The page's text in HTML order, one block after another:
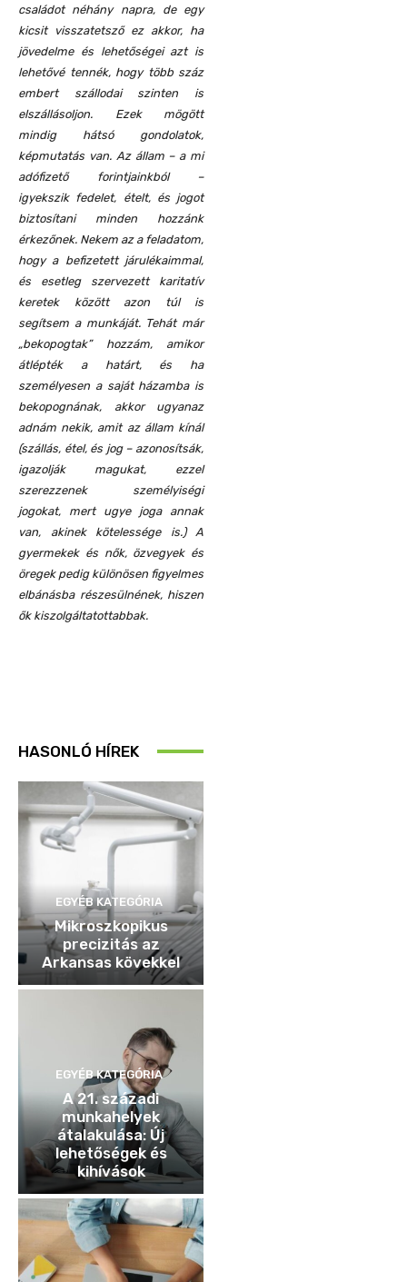
családot néhány napra, de egy
kicsit visszatetsző ez akkor, ha
jövedelme és lehetőségei azt is
lehetővé tennék, hogy több száz
embert szállodai szinten is
elszállásoljon. Ezek mögött
mindig hátsó gondolatok,
képmutatás van. Az állam – a mi
adófizető forintjainkból –
igyekszik fedelet, ételt, és jogot
biztosítani minden hozzánk
érkezőnek. Nekem az a feladatom,
hogy a befizetett járulékaimmal,
és esetleg szervezett karitatív
keretek között azon túl is
segítsem a munkáját. Tehát már
„bekopogtak” hozzám, amikor
átlépték a határt, és ha
személyesen a saját házamba is
bekopognának, akkor ugyanaz
adnám nekik, amit az állam kínál
(szállás, étel, és jog – azonosítsák,
igazolják magukat, ezzel
szerezzenek személyiségi
jogokat, mert ugye joga annak
van, akinek kötelessége is.) A
gyermekek és nők, özvegyek és
öregek pedig különösen figyelmes
elbánásba részesülnének, hiszen
ők kiszolgáltatottabbak.
HASONLÓ HÍREK
EGYÉB KATEGÓRIA
Mikroszkopikus
precizitás az
Arkansas kövekkel
EGYÉB KATEGÓRIA
A 21. századi
munkahelyek
átalakulása: Új
lehetőségek és
kihívások